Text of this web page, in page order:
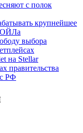
с полок
крупнейшее
выбора
на Stellar
правительства
РФ